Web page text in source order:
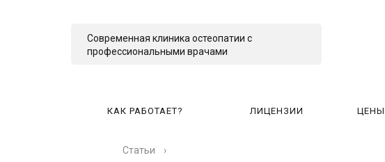
Современная клиника остеопатии с
профессиональными врачами
КАК РАБОТАЕТ? ЛИЦЕНЗИИ ЦЕНЫ
Статьи ›